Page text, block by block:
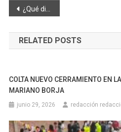
Navegación
de
entradas
¿Qué dice la resolución del COE Nacional sobre el uso de mascarillas?
RELATED POSTS
COLTA NUEVO CERRAMIENTO EN
MARIANO BORJA
junio 29, 2026 redacción